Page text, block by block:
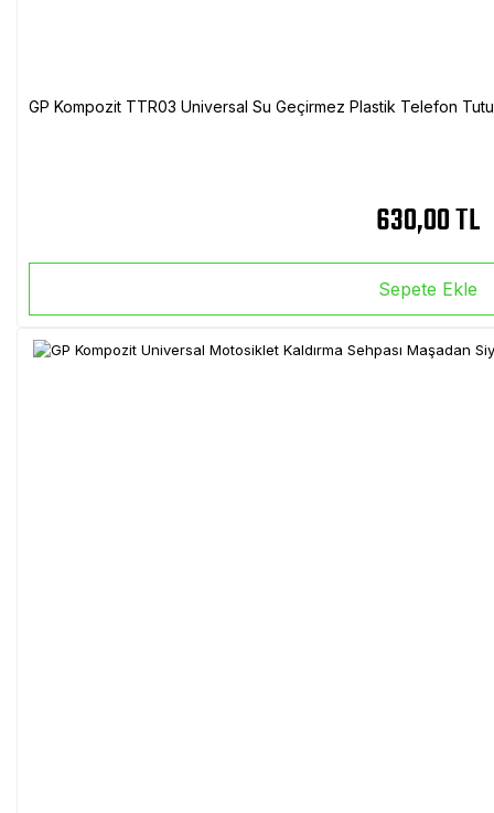
GP Kompozit TTR03 Universal Su Geçirmez Plastik Telefon
630,00 TL
Sepete Ekle